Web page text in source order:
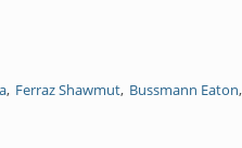
Ferraz Shawmut Bussmann Eaton